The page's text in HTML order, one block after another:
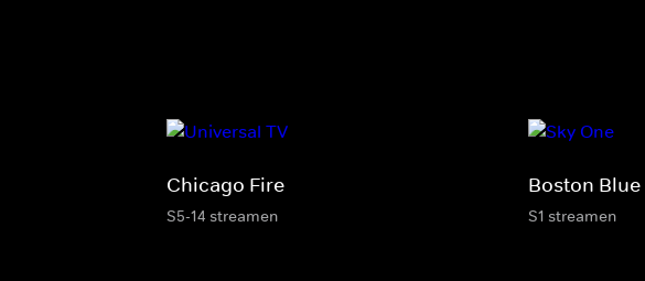
Chicago Fire
S5-14 streamen
Boston Blue
S1 streamen